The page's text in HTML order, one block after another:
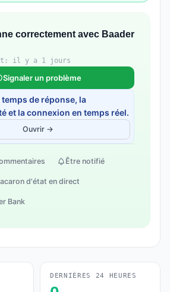
correctement avec Baader
il y a 1 jours
Signaler un problème
de réponse, la
et la connexion en temps réel.
Ouvrir →
Être notifié
d'état en direct
Bank
DERNIÈRES 24 HEURES